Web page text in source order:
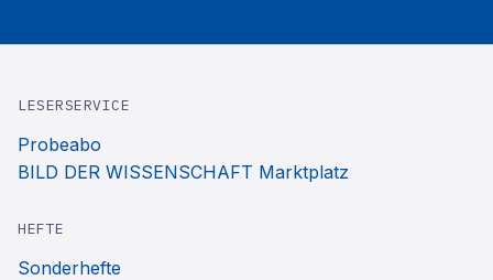
LESERSERVICE
Probeabo
BILD DER WISSENSCHAFT Marktplatz
HEFTE
Sonderhefte